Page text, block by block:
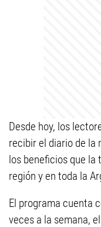
Desde hoy, los
recibir el diario de la
los beneficios que la
región y en toda la
El programa cuenta
veces a la semana,